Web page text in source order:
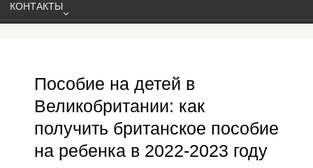
КОНТАКТЫ
Пособие на детей в
Великобритании: как
получить британское пособие
на ребенка в 2022-2023 году